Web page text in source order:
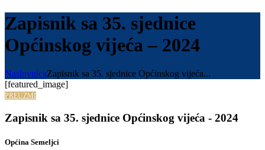
Zapisnik sa 35. sjednice
Općinskog vijeća – 2024
NaslovnicaZapisnik sa 35. sjednice Općinskog vijeća...
[featured_image]
PREUZMI
Zapisnik sa 35. sjednice Općinskog vijeća - 2024
Općina Semeljci